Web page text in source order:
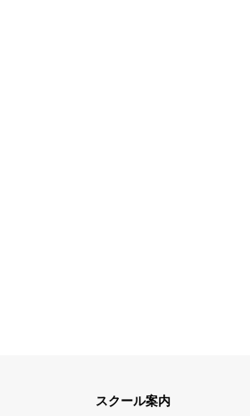
スクール案内